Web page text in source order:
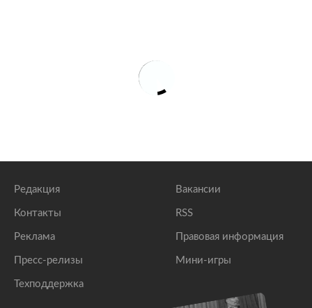
Редакция
Контакты
Реклама
Пресс-релизы
Техподдержка
Вакансии
RSS
Правовая информация
Мини-игры